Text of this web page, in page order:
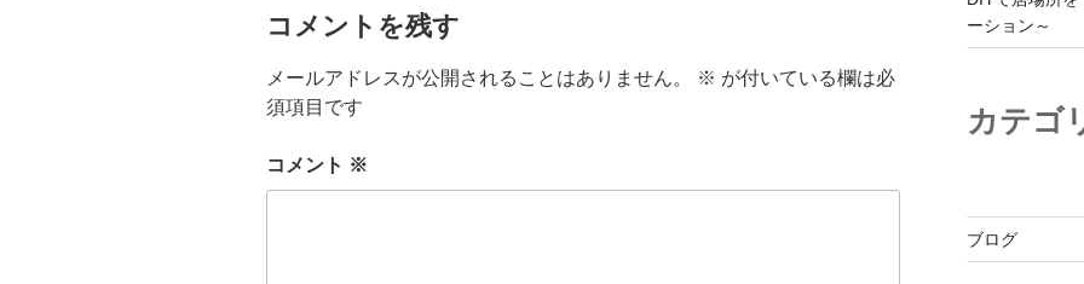
コメントを残す
メールアドレスが公開されることはありません。 ※ が付いている欄は必
須項目です
コメント ※
ーション～
カテゴ
ブログ